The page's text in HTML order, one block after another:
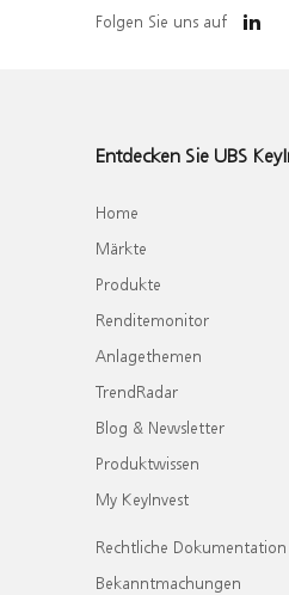
Folgen Sie uns auf
Entdecken Sie UBS
Home
Märkte
Produkte
Renditemonitor
Anlagethemen
TrendRadar
Blog & Newsletter
Produktwissen
My KeyInvest
Rechtliche Dokumentation
Bekanntmachungen